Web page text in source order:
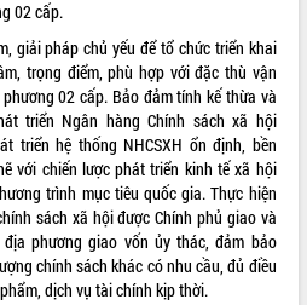
kỳ
02 cấp.
giải pháp chủ yếu để tổ chức triển khai
trọng điểm, phù hợp với đặc thù vận
02 cấp. Bảo đảm tính kế thừa và
triển Ngân hàng Chính sách xã hội
triển hệ thống NHCSXH ổn định, bền
với chiến lược phát triển kinh tế xã hội
trình mục tiêu quốc gia. Thực hiện
sách xã hội được Chính phủ giao và
phương giao vốn ủy thác, đảm bảo
chính sách khác có nhu cầu, đủ điều
dịch vụ tài chính kịp thời.